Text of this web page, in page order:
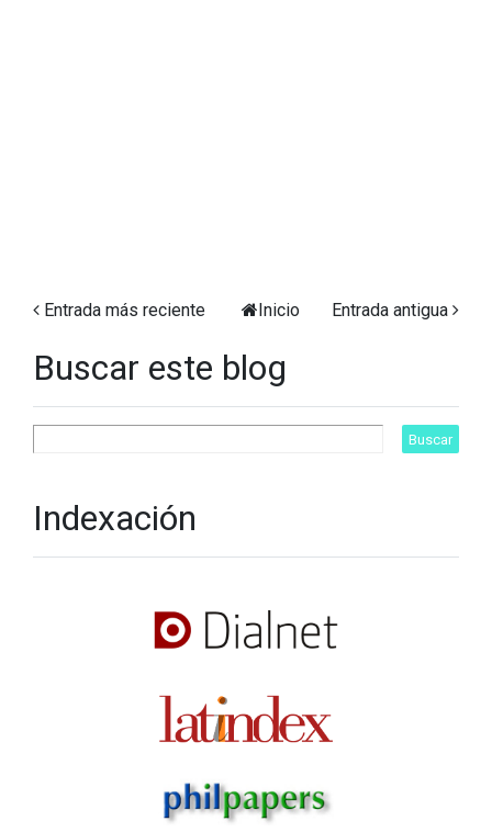
Entrada más reciente Entrada antigua
Inicio
Buscar este blog
Indexación